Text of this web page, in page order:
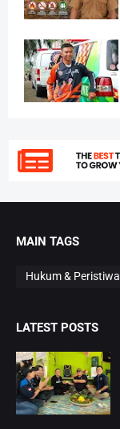
MAIN TAGS
Hukum & Peristiwa
LATEST POSTS